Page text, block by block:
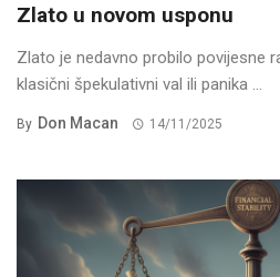
Zlato u novom usponu
Zlato je nedavno probilo povijesne
klasični špekulativni val ili panika ...
By Don Macan 14/11/2025